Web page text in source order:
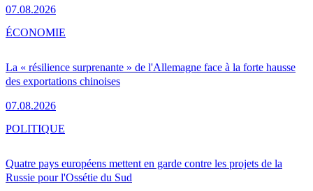
07.08.2026
La « résilience surprenante » de l'Allemagne face à la forte hausse
des exportations chinoises
07.08.2026
ÉCONOMIE
Quatre pays européens mettent en garde contre les projets de la
Russie pour l'Ossétie du Sud
POLITIQUE